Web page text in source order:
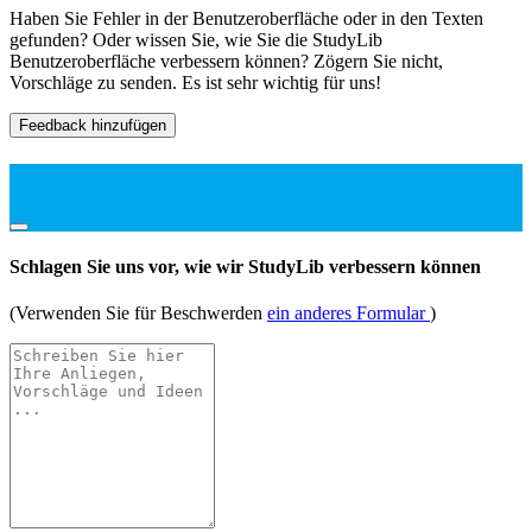
Haben Sie Fehler in der Benutzeroberfläche oder in den Texten
gefunden? Oder wissen Sie, wie Sie die StudyLib
Benutzeroberfläche verbessern können? Zögern Sie nicht,
Vorschläge zu senden. Es ist sehr wichtig für uns!
Feedback hinzufügen
Schlagen Sie uns vor, wie wir StudyLib verbessern können
(Verwenden Sie für Beschwerden ein anderes Formular)